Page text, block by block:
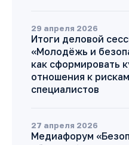
29 апреля 2026
Итоги деловой
«Молодёжь и
как сформировать
отношения к
специалистов
27 апреля 2026
Медиафорум